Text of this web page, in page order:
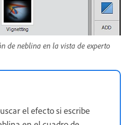
de neblina en la vista de experto
el efecto si escribe